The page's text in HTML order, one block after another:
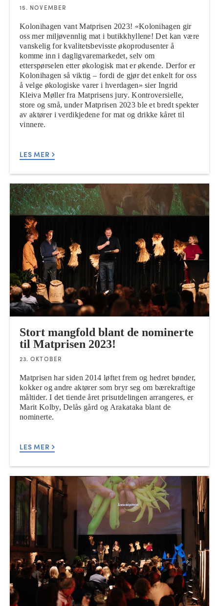
15. NOVEMBER
Kolonihagen vant Matprisen 2023! «Kolonihagen gir
oss mer miljøvennlig mat i butikkhyllene! Det kan være
vanskelig for kvalitetsbevisste økoprodusenter å
komme inn i dagligvaremarkedet, selv om
etterspørselen etter økologisk mat er økende. Derfor er
Kolonihagen så viktig – fordi de gjør det enkelt for oss
å velge økologiske varer i hverdagen» sier Ingrid
Kleiva Møller fra Matprisens jury. Kontroversielle,
store og små, under Matprisen 2023 ble et bredt spekter
av aktører i verdikjedene for mat og drikke kåret til
vinnere.
LES MER
Stort mangfold blant de nominerte
til Matprisen 2023!
23. OKTOBER
Matprisen har siden 2014 løftet frem og hedret bønder,
kokker og andre aktører som bryr seg om bærekraftige
måltider. I det tiende året prisutdelingen arrangeres, er
Marit Kolby, Delås gård og Arakataka blant de
nominerte.
LES MER